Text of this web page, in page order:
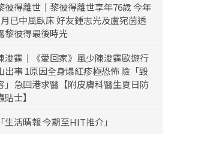
彼得離世｜黎彼得離世享年76歲 今年
已中風臥床 好友鍾志光及盧宛茵透
黎彼得最後時光
浚霆｜《愛回家》風少陳浚霆歐遊行
出事 1原因全身爆紅疹極恐怖 險「毀
」急回港求醫【附皮膚科醫生夏日防
貼士】
「生活晴報 今期至HIT推介」